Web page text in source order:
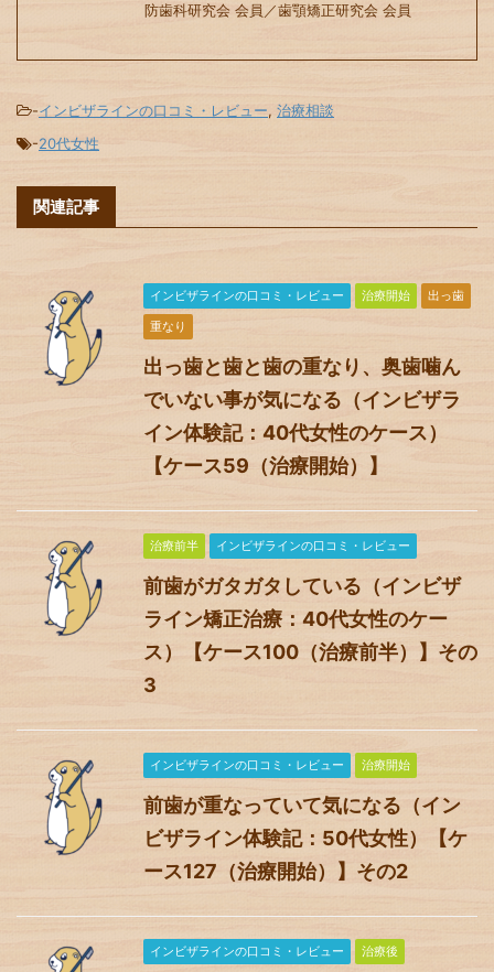
防歯科研究会 会員／歯顎矯正研究会 会員
-インビザラインの口コミ・レビュー, 治療相談
-20代女性
関連記事
インビザラインの口コミ・レビュー 治療開始
出っ歯
重なり
出っ歯と歯と歯の重なり、奥歯噛ん
でいない事が気になる（インビザラ
イン体験記：40代女性のケース）
【ケース59（治療開始）】
治療前半 インビザラインの口コミ・レビュー
前歯がガタガタしている（インビザ
ライン矯正治療：40代女性のケー
ス）【ケース100（治療前半）】その
3
インビザラインの口コミ・レビュー 治療開始
前歯が重なっていて気になる（イン
ビザライン体験記：50代女性）【ケ
ース127（治療開始）】その2
インビザラインの口コミ・レビュー 治療後